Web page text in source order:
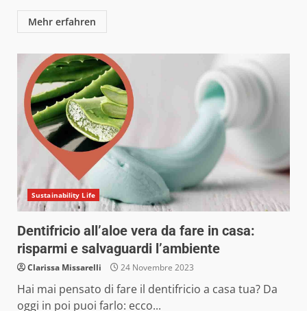
Mehr erfahren
Sustainability Life
Dentifricio all’aloe vera da fare in casa:
risparmi e salvaguardi l’ambiente
Clarissa Missarelli 24 Novembre 2023
Hai mai pensato di fare il dentifricio a casa tua? Da
oggi in poi puoi farlo: ecco...